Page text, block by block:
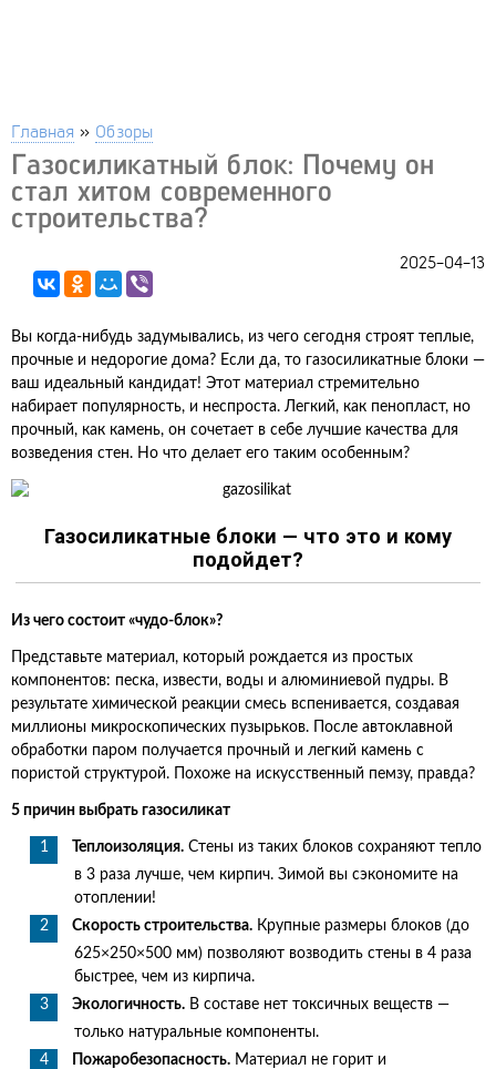
Главная » Обзоры
Газосиликатный блок: Почему он
стал хитом современного
строительства?
2025-04-13
Вы когда-нибудь задумывались, из чего сегодня строят теплые,
прочные и недорогие дома? Если да, то газосиликатные блоки —
ваш идеальный кандидат! Этот материал стремительно
набирает популярность, и неспроста. Легкий, как пенопласт, но
прочный, как камень, он сочетает в себе лучшие качества для
возведения стен. Но что делает его таким особенным?
Газосиликатные блоки — что это и кому
подойдет?
Из чего состоит «чудо-блок»?
Представьте материал, который рождается из простых
компонентов: песка, извести, воды и алюминиевой пудры. В
результате химической реакции смесь вспенивается, создавая
миллионы микроскопических пузырьков. После автоклавной
обработки паром получается прочный и легкий камень с
пористой структурой. Похоже на искусственный пемзу, правда?
5 причин выбрать газосиликат
Теплоизоляция. Стены из таких блоков сохраняют тепло
в 3 раза лучше, чем кирпич. Зимой вы сэкономите на
отоплении!
Скорость строительства. Крупные размеры блоков (до
625×250×500 мм) позволяют возводить стены в 4 раза
быстрее, чем из кирпича.
Экологичность. В составе нет токсичных веществ —
только натуральные компоненты.
Пожаробезопасность. Материал не горит и